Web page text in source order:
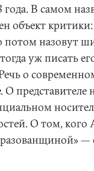
года. В самом
объект
потом назовут
уж писать
о
О представителе
О том,
—